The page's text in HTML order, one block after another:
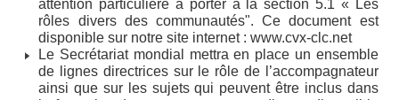
attention particulière à porter à la section 5.1 « Les
rôles divers des communautés". Ce document est
disponible sur notre site internet : www.cvx-clc.net
Le Secrétariat mondial mettra en place un ensemble
de lignes directrices sur le rôle de l’accompagnateur
ainsi que sur les sujets qui peuvent être inclus dans